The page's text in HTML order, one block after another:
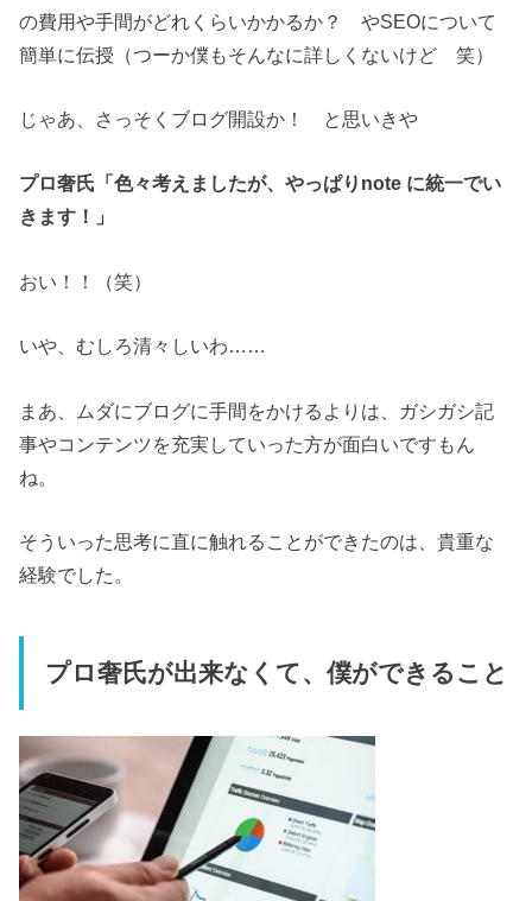
の費用や手間がどれくらいかかるか？ やSEOについて
簡単に伝授（つーか僕もそんなに詳しくないけど 笑）
じゃあ、さっそくブログ開設か！ と思いきや
プロ奢氏「色々考えましたが、やっぱりnote に統一でい
きます！」
おい！！（笑）
いや、むしろ清々しいわ……
まあ、ムダにブログに手間をかけるよりは、ガシガシ記
事やコンテンツを充実していった方が面白いですもん
ね。
そういった思考に直に触れることができたのは、貴重な
経験でした。
プロ奢氏が出来なくて、僕ができること